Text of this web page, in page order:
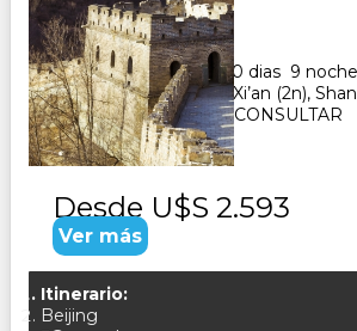
Duración:
10Días9Noches
Paquete Turistico de 10 dias 9
Visitando: Beijing (3n), Xi’an (2n),
(1n), Guangzhou (1n) CONSULTAR
Desde U$S 2.593
Ver más
Itinerario:
Beijing